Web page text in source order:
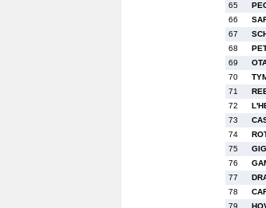
65
66
67
68
69
70
71
72
73
74
75
76
77
78
79